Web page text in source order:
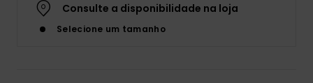
Consulte a disponibilidade na loja
Selecione um tamanho